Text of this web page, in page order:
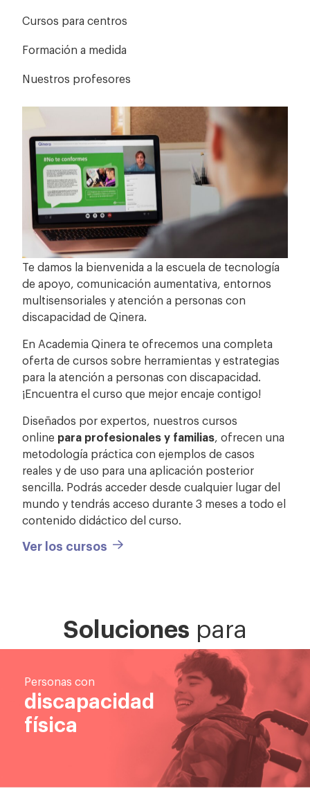
Cursos para centros
Formación a medida
Nuestros profesores
Te damos la bienvenida a la escuela de tecnología
de apoyo, comunicación aumentativa, entornos
multisensoriales y atención a personas con
discapacidad de Qinera.
En Academia Qinera te ofrecemos una completa
oferta de cursos sobre herramientas y estrategias
para la atención a personas con discapacidad.
¡Encuentra el curso que mejor encaje contigo!
Diseñados por expertos, nuestros cursos
online para profesionales y familias, ofrecen una
metodología práctica con ejemplos de casos
reales y de uso para una aplicación posterior
sencilla. Podrás acceder desde cualquier lugar del
mundo y tendrás acceso durante 3 meses a todo el
contenido didáctico del curso.
Ver los cursos
Soluciones para
Personas con
discapacidad
física